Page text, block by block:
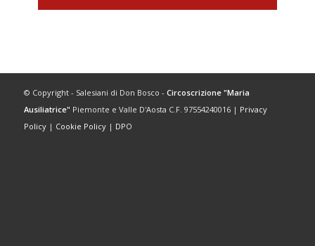
© Copyright - Salesiani di Don Bosco - Circoscrizione "Maria
Ausiliatrice" Piemonte e Valle D'Aosta C.F. 97554240016 | Privacy
Policy| Cookie Policy| DPO